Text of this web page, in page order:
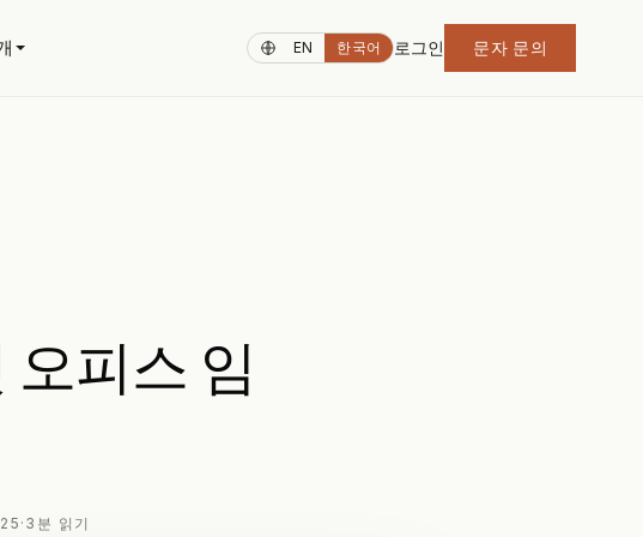
EN 한국어 로그인 문자 문의
피스 임
· 3분 읽기